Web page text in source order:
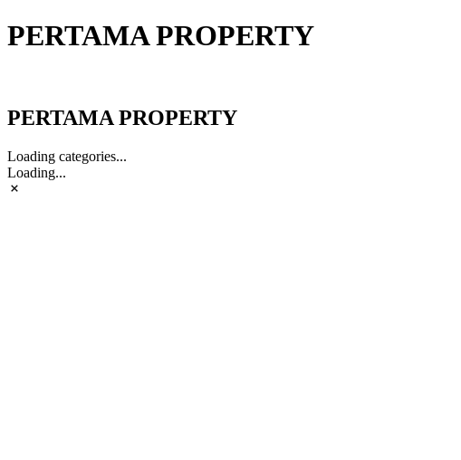
PERTAMA PROPERTY
PERTAMA PROPERTY
Loading categories...
Loading...